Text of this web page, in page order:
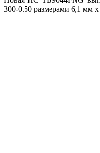
300-0.50 размерами 6,1 мм